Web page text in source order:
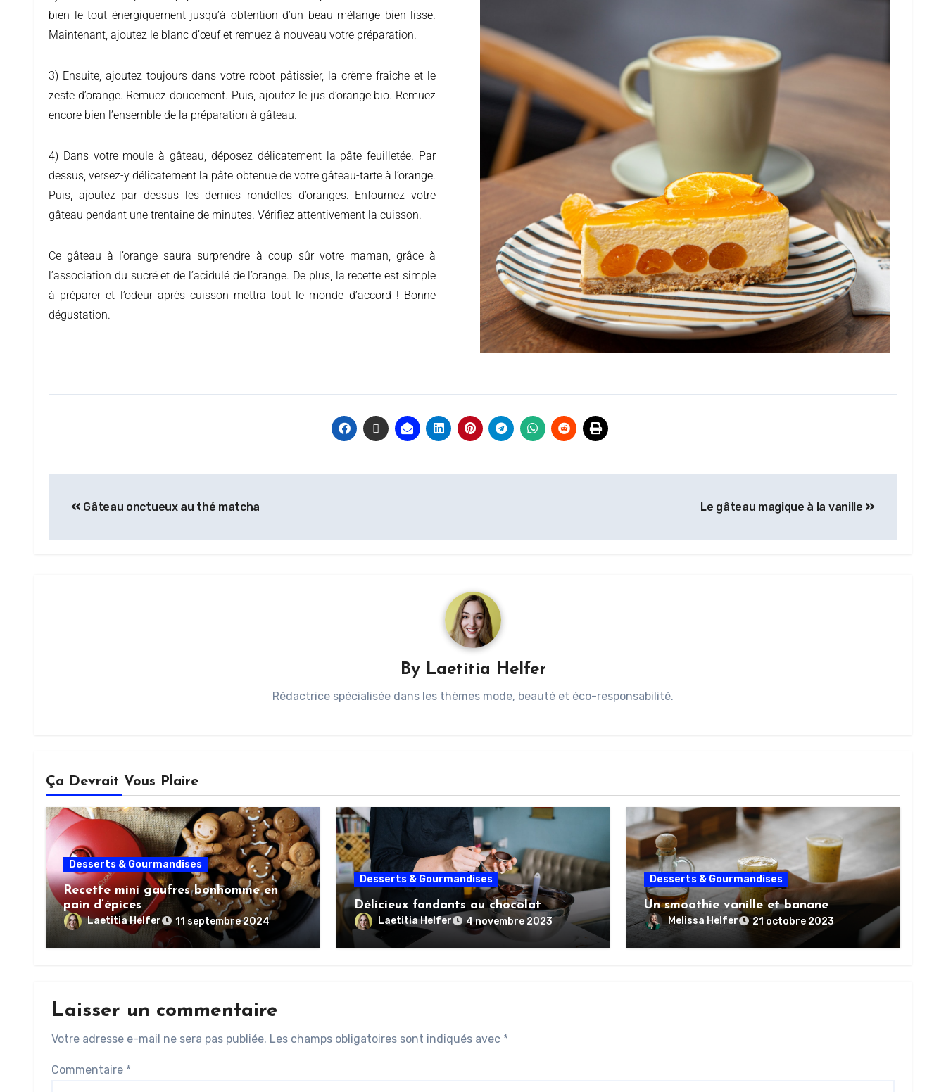
bien le tout énergiquement jusqu’à obtention d’un beau mélange bien lisse.
Maintenant, ajoutez le blanc d’œuf et remuez à nouveau votre préparation.
3) Ensuite, ajoutez toujours dans votre robot pâtissier, la crème fraîche et le
zeste d’orange. Remuez doucement. Puis, ajoutez le jus d’orange bio. Remuez
encore bien l’ensemble de la préparation à gâteau.
4) Dans votre moule à gâteau, déposez délicatement la pâte feuilletée. Par
dessus, versez-y délicatement la pâte obtenue de votre gâteau-tarte à l’orange.
Puis, ajoutez par dessus les demies rondelles d’oranges. Enfournez votre
gâteau pendant une trentaine de minutes. Vérifiez attentivement la cuisson.
Ce gâteau à l’orange saura surprendre à coup sûr votre maman, grâce à
l’association du sucré et de l’acidulé de l’orange. De plus, la recette est simple
à préparer et l’odeur après cuisson mettra tout le monde d’accord ! Bonne
dégustation.
Gâteau onctueux au thé matcha Le gâteau magique à la vanille
By Laetitia Helfer
Rédactrice spécialisée dans les thèmes mode, beauté et éco-responsabilité.
Ça Devrait Vous Plaire
Desserts & Gourmandises
Recette mini gaufres bonhomme en
pain d’épices
Laetitia Helfer 11 septembre 2024
Desserts & Gourmandises
Délicieux fondants au chocolat
Laetitia Helfer 4 novembre 2023
Desserts & Gourmandises
Un smoothie vanille et banane
Melissa Helfer 21 octobre 2023
Laisser un commentaire
Votre adresse e-mail ne sera pas publiée. Les champs obligatoires sont indiqués avec *
Commentaire *